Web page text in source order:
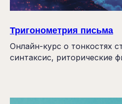
Тригонометрия письма
Онлайн-курс о тонкостях
синтаксис, риторические